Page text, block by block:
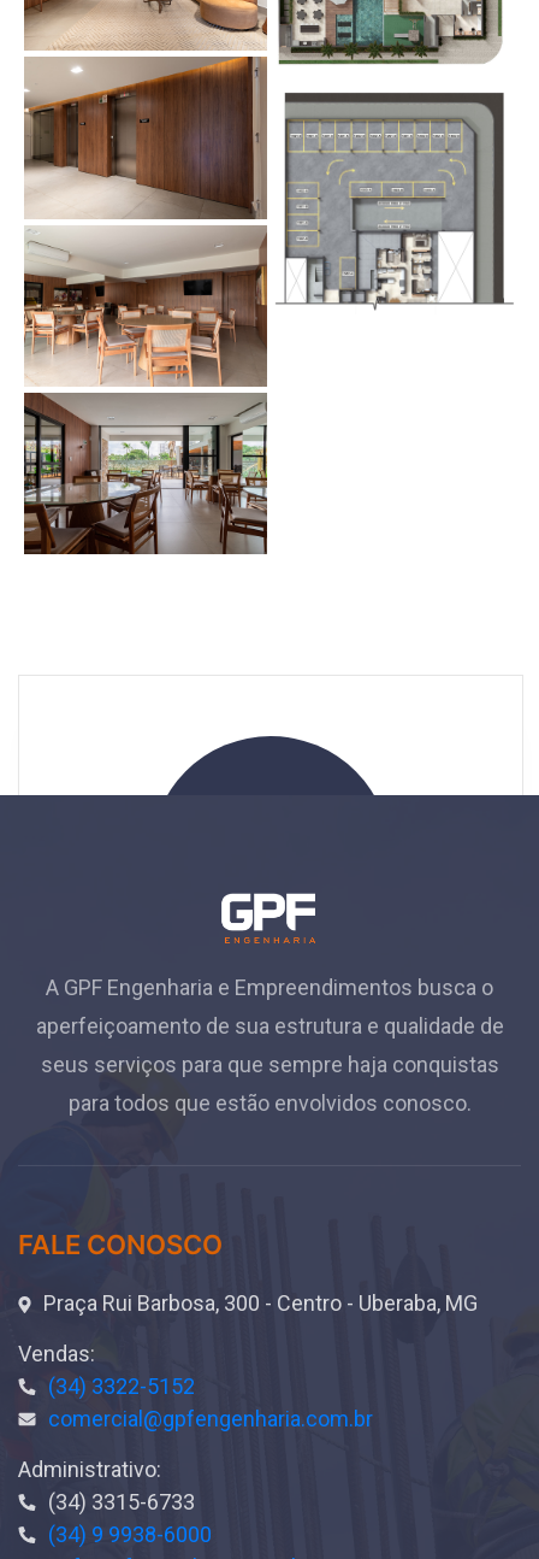
Meridian
O Meridian foi feito sob medida para superar
todas as suas expectativas!
Envie seu contato
ENVIAR
A GPF Engenharia e Empreendimentos busca o
aperfeiçoamento de sua estrutura e qualidade de
seus serviços para que sempre haja conquistas
para todos que estão envolvidos conosco.
FALE CONOSCO
Praça Rui Barbosa, 300 - Centro - Uberaba, MG
Vendas:
(34) 3322-5152
comercial@gpfengenharia.com.br
Administrativo:
(34) 3315-6733
(34) 9 9938-6000